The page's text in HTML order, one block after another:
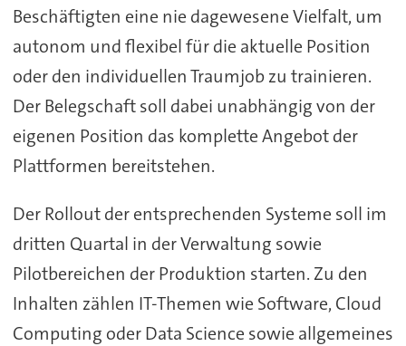
Beschäftigten eine nie dagewesene Vielfalt, um
autonom und flexibel für die aktuelle Position
oder den individuellen Traumjob zu trainieren.
Der Belegschaft soll dabei unabhängig von der
eigenen Position das komplette Angebot der
Plattformen bereitstehen.
Der Rollout der entsprechenden Systeme soll im
dritten Quartal in der Verwaltung sowie
Pilotbereichen der Produktion starten. Zu den
Inhalten zählen IT-Themen wie Software, Cloud
Computing oder Data Science sowie allgemeines